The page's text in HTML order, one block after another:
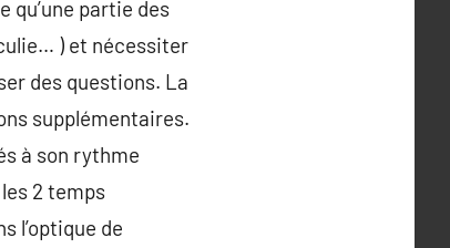
qu’une partie des
) et nécessiter
des questions. La
supplémentaires.
à son rythme
2 temps
l’optique de